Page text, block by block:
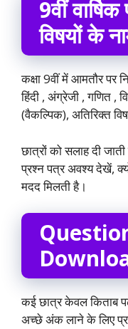
9वीं
विषयों के
कक्षा 9वीं में आमतौर पर
हिंदी , अंग्रेजी , गणित ,
(वैकल्पिक), अतिरिक्त
छात्रों को सलाह दी
प्रश्न पत्र अवश्य देखें,
मदद मिलती है।
कई छात्र केवल किताब
अच्छे अंक लाने के लिए